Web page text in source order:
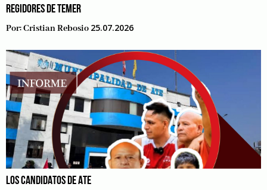
REGIDORES DE TEMER
Por:Cristian Rebosio 25.07.2026
LOS CANDIDATOS DE ATE